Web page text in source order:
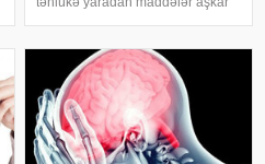
Təhlükəsizliyi Agentliyinin (AQTA)
Qida təhlükəsizliyi şöbəsinin
müdir